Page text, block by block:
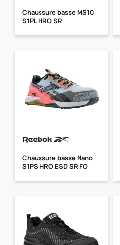
Chaussure basse MS10
S1PL HRO SR
Chaussure basse Nano
S1PS HRO ESD SR FO